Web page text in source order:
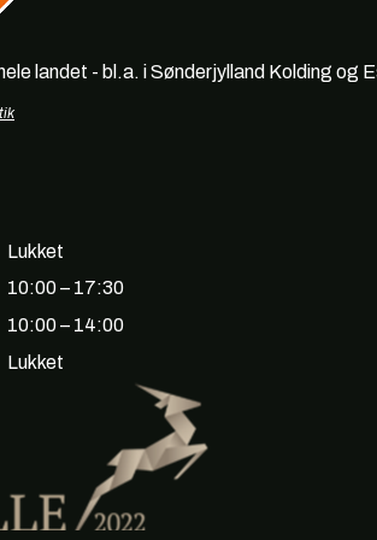
landet - bl.a. i Sønderjylland Kolding og
Lukket
10:00 – 17:30
10:00 – 14:00
Lukket